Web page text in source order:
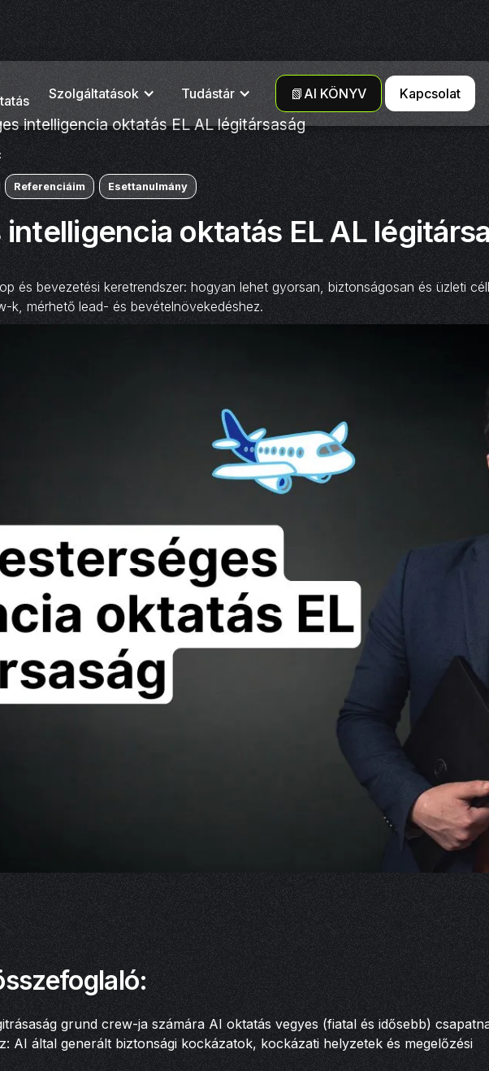
Szolgáltatások Tudástár 📗AI KÖNYV Kapcsolat
intelligencia oktatás EL AL légitársaság
Referenciáim Esettanulmány
oktatás EL AL
és bevezetési keretrendszer: hogyan lehet gyorsan, biztonságosan és üzleti
k, mérhető lead- és bevételnövekedéshez.
grund crew-ja számára AI oktatás vegyes (fiatal és idősebb)
AI által generált biztonsági kockázatok, kockázati helyzetek és megelőzési